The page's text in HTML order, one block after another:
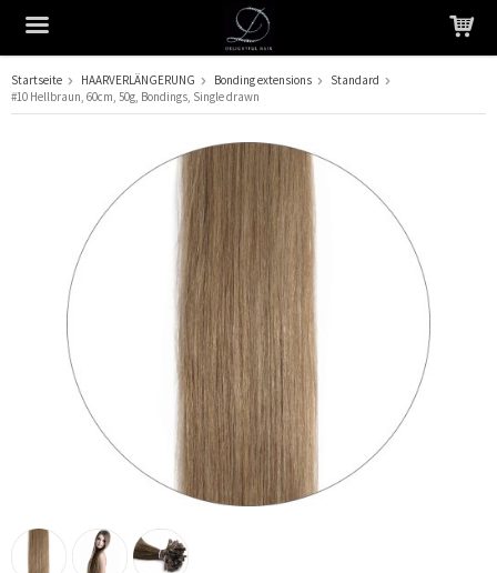
Das Produkt wurde in Ihren Warenkorb gelegt
Startseite HAARVERLÄNGERUNG Bonding extensions
Standard
#10 Hellbraun, 60cm, 50g, Bondings, Single drawn